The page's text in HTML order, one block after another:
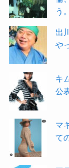
う。
出
や
キ
公
マ
て